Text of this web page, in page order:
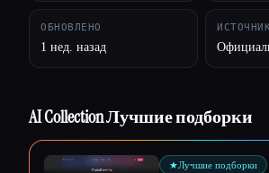
Esc
ОБНОВЛЕНО
1 нед. назад
AI Collection Лучшие подборки
★Лучшие подборки